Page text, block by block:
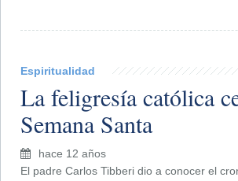
Espiritualidad
La feligresía católica
Semana Santa
hace 12 años
El padre Carlos Tibberi dio a conocer el